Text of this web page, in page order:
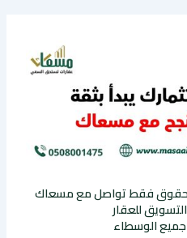
الحقوق فقط تواصل مع مسعاك
للعقار
الوسطاء